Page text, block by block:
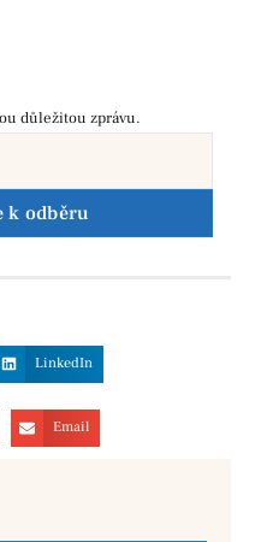
důležitou zprávu.
k odběru
LinkedIn
Email